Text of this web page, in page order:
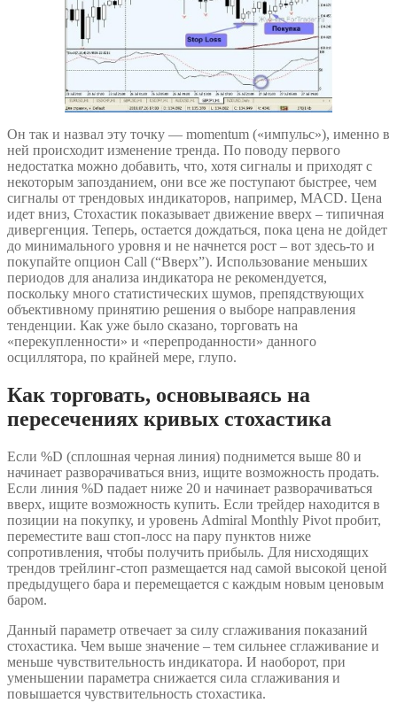
Он так и назвал эту точку — momentum («импульс»), именно в
ней происходит изменение тренда. По поводу первого
недостатка можно добавить, что, хотя сигналы и приходят с
некоторым запозданием, они все же поступают быстрее, чем
сигналы от трендовых индикаторов, например, MACD. Цена
идет вниз, Стохастик показывает движение вверх – типичная
дивергенция. Теперь, остается дождаться, пока цена не дойдет
до минимального уровня и не начнется рост – вот здесь-то и
покупайте опцион Call (“Вверх”). Использование меньших
периодов для анализа индикатора не рекомендуется,
поскольку много статистических шумов, препядствующих
объективному принятию решения о выборе направления
тенденции. Как уже было сказано, торговать на
«перекупленности» и «перепроданности» данного
осциллятора, по крайней мере, глупо.
Как торговать, основываясь на
пересечениях кривых стохастика
Если %D (сплошная черная линия) поднимется выше 80 и
начинает разворачиваться вниз, ищите возможность продать.
Если линия %D падает ниже 20 и начинает разворачиваться
вверх, ищите возможность купить. Если трейдер находится в
позиции на покупку, и уровень Admiral Monthly Pivot пробит,
переместите ваш стоп-лосс на пару пунктов ниже
сопротивления, чтобы получить прибыль. Для нисходящих
трендов трейлинг-стоп размещается над самой высокой ценой
предыдущего бара и перемещается с каждым новым ценовым
баром.
Данный параметр отвечает за силу сглаживания показаний
стохастика. Чем выше значение – тем сильнее сглаживание и
меньше чувствительность индикатора. И наоборот, при
уменьшении параметра снижается сила сглаживания и
повышается чувствительность стохастика.